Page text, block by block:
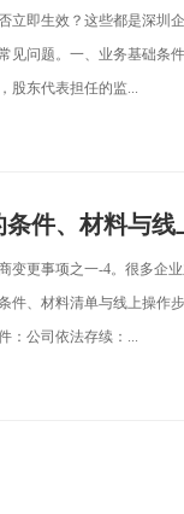
立即生效？这些都是深圳
见问题。一、业务基础条
股东代表担任的监...
件、材料与线
变更事项之一-4。很多企
件、材料清单与线上操作
：公司依法存续：...